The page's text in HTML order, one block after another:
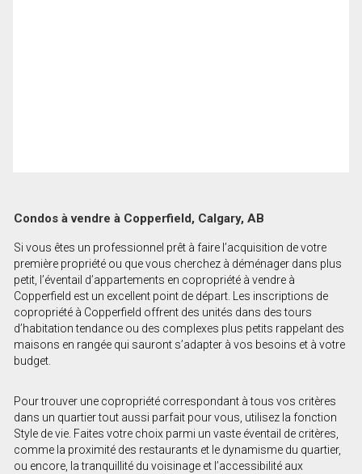
Condos à vendre à Copperfield, Calgary, AB
Si vous êtes un professionnel prêt à faire l’acquisition de votre
première propriété ou que vous cherchez à déménager dans plus
petit, l’éventail d’appartements en copropriété à vendre à
Copperfield est un excellent point de départ. Les inscriptions de
copropriété à Copperfield offrent des unités dans des tours
d’habitation tendance ou des complexes plus petits rappelant des
maisons en rangée qui sauront s’adapter à vos besoins et à votre
budget.
Pour trouver une copropriété correspondant à tous vos critères
dans un quartier tout aussi parfait pour vous, utilisez la fonction
Style de vie. Faites votre choix parmi un vaste éventail de critères,
comme la proximité des restaurants et le dynamisme du quartier,
ou encore, la tranquillité du voisinage et l’accessibilité aux